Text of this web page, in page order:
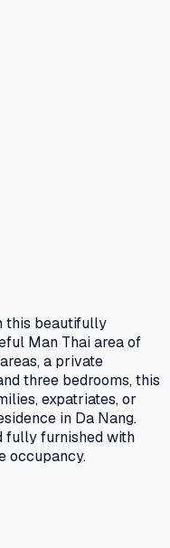
this beautifully
Man Thai area of
a private
three bedrooms, this
expatriates, or
in Da Nang.
fully furnished with
occupancy.